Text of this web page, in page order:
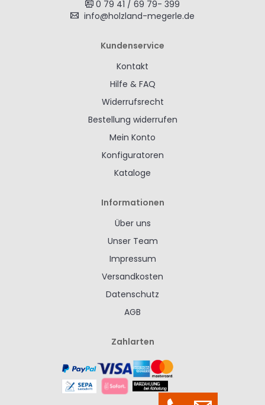
0 79 41 / 69 79- 399
info@holzland-megerle.de
Kundenservice
Kontakt
Hilfe & FAQ
Widerrufsrecht
Bestellung widerrufen
Mein Konto
Konfiguratoren
Kataloge
Informationen
Über uns
Unser Team
Impressum
Versandkosten
Datenschutz
AGB
Zahlarten